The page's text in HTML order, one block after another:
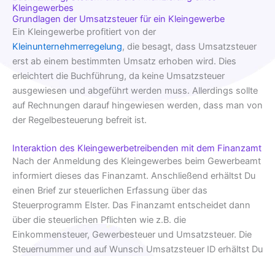
Kleingewerbes
Grundlagen der Umsatzsteuer für ein Kleingewerbe
Ein Kleingewerbe profitiert von der
Kleinunternehmerregelung, die besagt, dass Umsatzsteuer
erst ab einem bestimmten Umsatz erhoben wird. Dies
erleichtert die Buchführung, da keine Umsatzsteuer
ausgewiesen und abgeführt werden muss. Allerdings sollte
auf Rechnungen darauf hingewiesen werden, dass man von
der Regelbesteuerung befreit ist.
Interaktion des Kleingewerbetreibenden mit dem Finanzamt
Nach der Anmeldung des Kleingewerbes beim Gewerbeamt
informiert dieses das Finanzamt. Anschließend erhältst Du
einen Brief zur steuerlichen Erfassung über das
Steuerprogramm Elster. Das Finanzamt entscheidet dann
über die steuerlichen Pflichten wie z.B. die
Einkommensteuer, Gewerbesteuer und Umsatzsteuer. Die
Steuernummer und auf Wunsch Umsatzsteuer ID erhältst Du